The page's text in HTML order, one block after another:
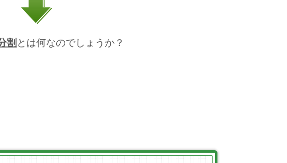
割 とは何なのでしょうか？